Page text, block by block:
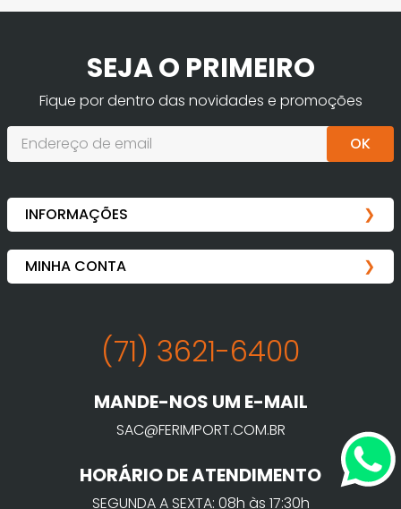
SEJA O PRIMEIRO
Fique por dentro das novidades e promoções
OK
(71) 3621-6400
MANDE-NOS UM E-MAIL
SAC@FERIMPORT.COM.BR
HORÁRIO DE ATENDIMENTO
SEGUNDA A SEXTA: 08h às 17:30h